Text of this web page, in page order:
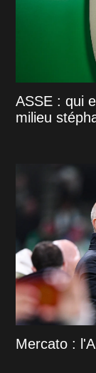
ASSE : qui
milieu
Mercato :